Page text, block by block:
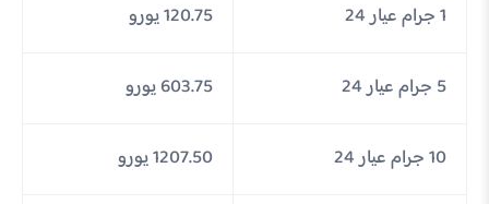
1 جرام عيار 24 120.75 يورو
5 جرام عيار 24 603.75 يورو
10 جرام عيار 24 1207.50 يورو